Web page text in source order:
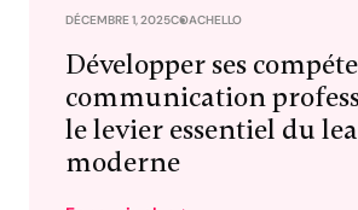
DÉCEMBRE 1, 2025COACHELLO
Développer ses
communication
le levier essentiel du
moderne